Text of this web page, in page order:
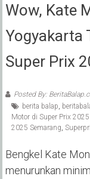
Wow, Kate
Yogyakarta
Super Prix
Posted By:
berita balap,
Motor di Super Prix
2025 Semarang,
Bengkel Kate
menurunkan